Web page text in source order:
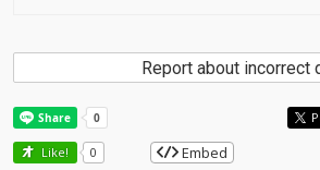
Report about incorrect
Like! 0 Embed